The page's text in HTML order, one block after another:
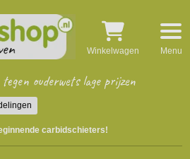
ouderwets lage prijzen
Winkelwagen Menu
carbidschieters!